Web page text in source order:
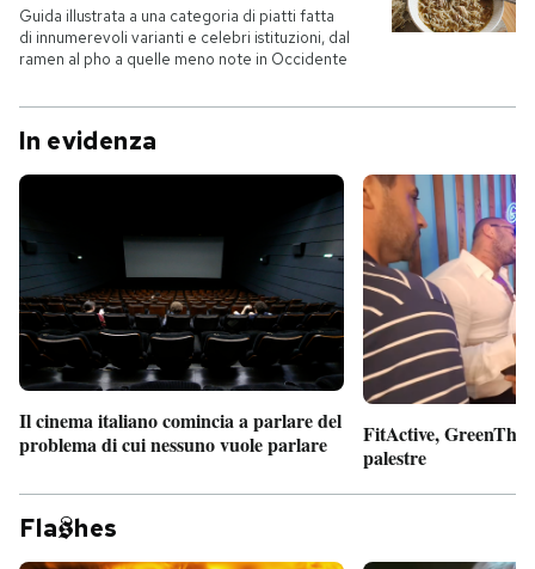
Guida illustrata a una categoria di piatti fatta
di innumerevoli varianti e celebri istituzioni, dal
ramen al pho a quelle meno note in Occidente
In evidenza
Il cinema italiano comincia a parlare del
problema di cui nessuno vuole parlare
FitActive,
palestre
Fla hes